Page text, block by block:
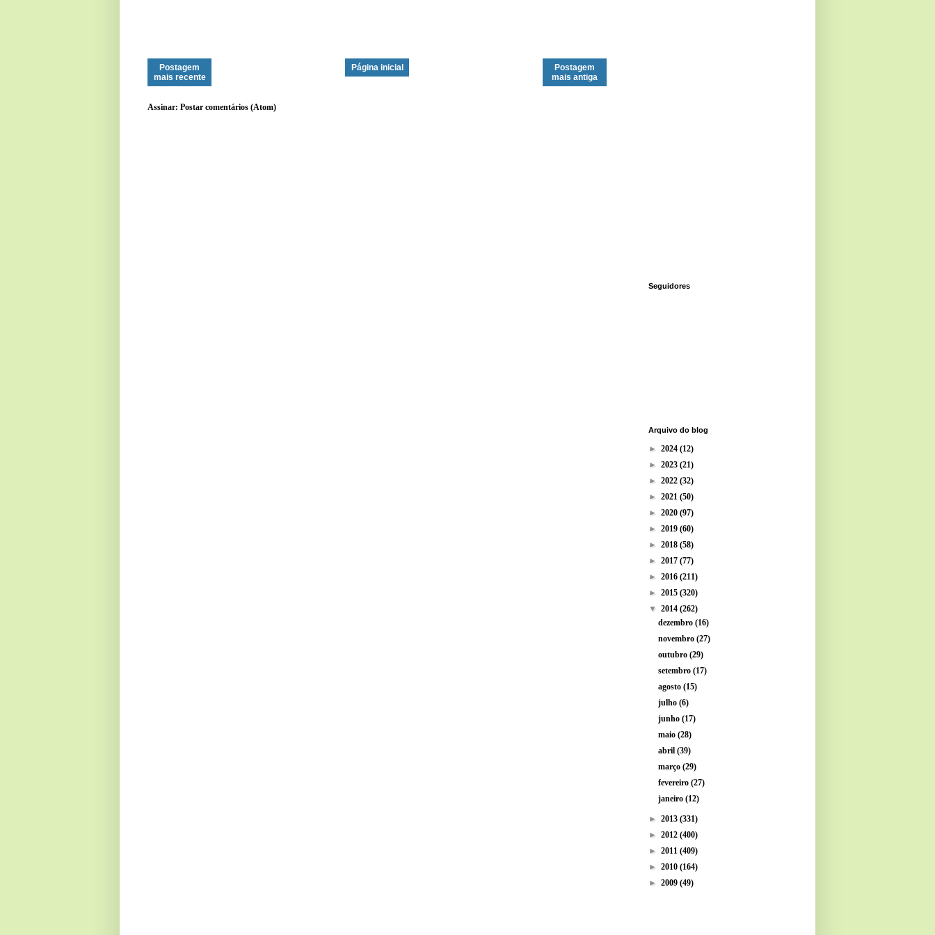
Postagem
mais recente
Postagem
mais antiga
Página inicial
Assinar: Postar comentários (Atom)
Seguidores
Arquivo do blog
► 2024 (12)
► 2023 (21)
► 2022 (32)
► 2021 (50)
► 2020 (97)
► 2019 (60)
► 2018 (58)
► 2017 (77)
► 2016 (211)
► 2015 (320)
▼ 2014 (262)
dezembro(16)
novembro(27)
outubro(29)
setembro(17)
agosto(15)
julho(6)
junho(17)
maio(28)
abril(39)
março(29)
fevereiro(27)
janeiro(12)
► 2013 (331)
► 2012 (400)
► 2011 (409)
► 2010 (164)
► 2009 (49)